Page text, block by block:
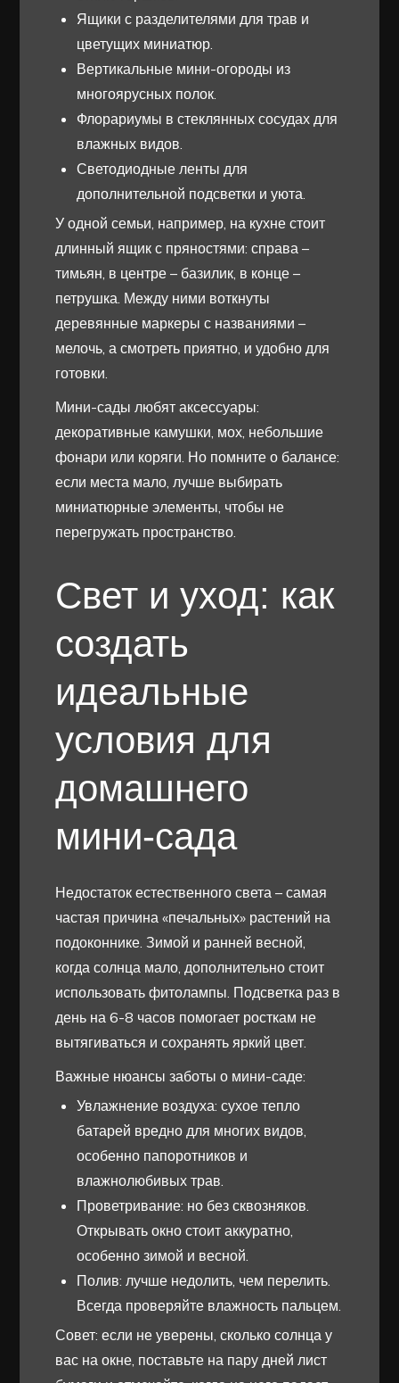
Ящики с разделителями для трав и
цветущих миниатюр.
Вертикальные мини-огороды из
многоярусных полок.
Флорариумы в стеклянных сосудах для
влажных видов.
Светодиодные ленты для
дополнительной подсветки и уюта.
У одной семьи, например, на кухне стоит
длинный ящик с пряностями: справа –
тимьян, в центре – базилик, в конце –
петрушка. Между ними воткнуты
деревянные маркеры с названиями –
мелочь, а смотреть приятно, и удобно для
готовки.
Мини-сады любят аксессуары:
декоративные камушки, мох, небольшие
фонари или коряги. Но помните о балансе:
если места мало, лучше выбирать
миниатюрные элементы, чтобы не
перегружать пространство.
Свет и уход: как
создать
идеальные
условия для
домашнего
мини-сада
Недостаток естественного света – самая
частая причина «печальных» растений на
подоконнике. Зимой и ранней весной,
когда солнца мало, дополнительно стоит
использовать фитолампы. Подсветка раз в
день на 6-8 часов помогает росткам не
вытягиваться и сохранять яркий цвет.
Важные нюансы заботы о мини-саде:
Увлажнение воздуха: сухое тепло
батарей вредно для многих видов,
особенно папоротников и
влажнолюбивых трав.
Проветривание: но без сквозняков.
Открывать окно стоит аккуратно,
особенно зимой и весной.
Полив: лучше недолить, чем перелить.
Всегда проверяйте влажность пальцем.
Совет: если не уверены, сколько солнца у
вас на окне, поставьте на пару дней лист